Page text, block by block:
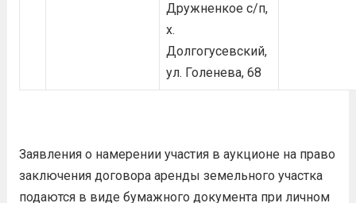
Дружненкое с/п,
х.
Долгогусевский,
ул. Голенева, 68
Заявления о намерении участия в аукционе на право
заключения договора аренды земельного участка
подаются в виде бумажного документа при личном